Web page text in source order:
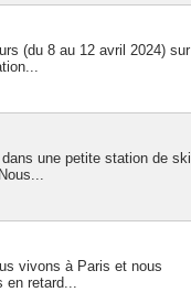
(du 8 au 12 avril 2024) sur
une petite station de ski
vivons à Paris et nous
en retard...